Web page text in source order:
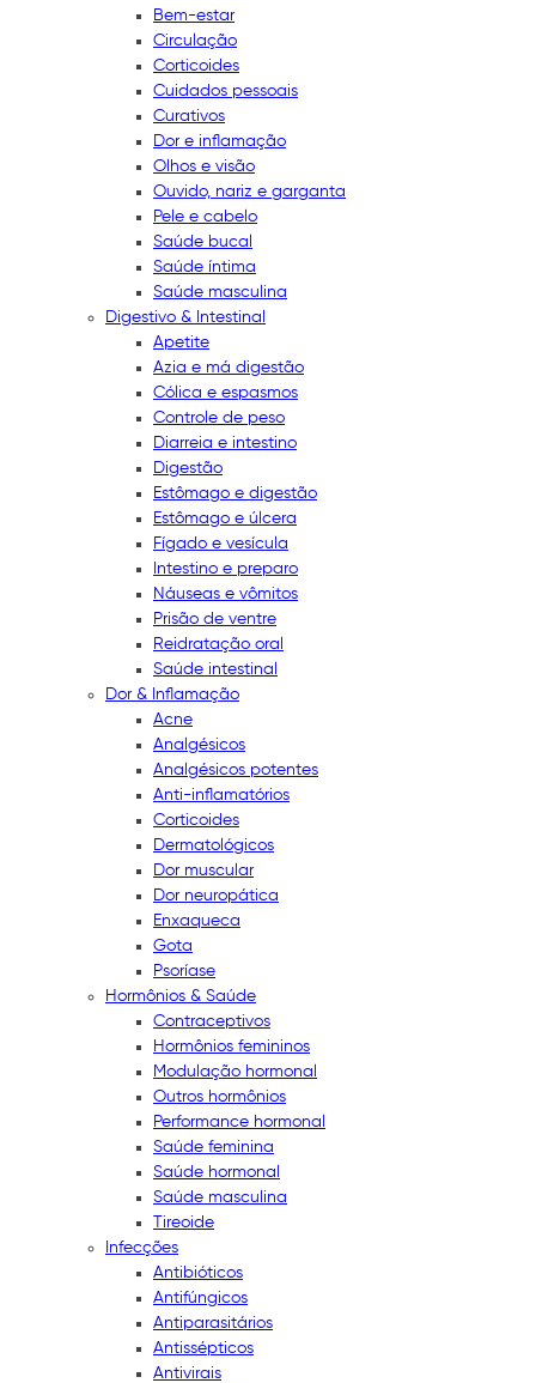
Bem-estar
Circulação
Corticoides
Cuidados pessoais
Curativos
Dor e inflamação
Olhos e visão
Ouvido, nariz e garganta
Pele e cabelo
Saúde bucal
Saúde íntima
Saúde masculina
Digestivo & Intestinal
Apetite
Azia e má digestão
Cólica e espasmos
Controle de peso
Diarreia e intestino
Digestão
Estômago e digestão
Estômago e úlcera
Fígado e vesícula
Intestino e preparo
Náuseas e vômitos
Prisão de ventre
Reidratação oral
Saúde intestinal
Dor & Inflamação
Acne
Analgésicos
Analgésicos potentes
Anti-inflamatórios
Corticoides
Dermatológicos
Dor muscular
Dor neuropática
Enxaqueca
Gota
Psoríase
Hormônios & Saúde
Contraceptivos
Hormônios femininos
Modulação hormonal
Outros hormônios
Performance hormonal
Saúde feminina
Saúde hormonal
Saúde masculina
Tireoide
Infecções
Antibióticos
Antifúngicos
Antiparasitários
Antissépticos
Antivirais